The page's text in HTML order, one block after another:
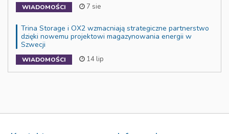
WIADOMOŚCI 7 sie
Trina Storage i OX2 wzmacniają strategiczne partnerstwo
dzięki nowemu projektowi magazynowania energii w
Szwecji
WIADOMOŚCI 14 lip